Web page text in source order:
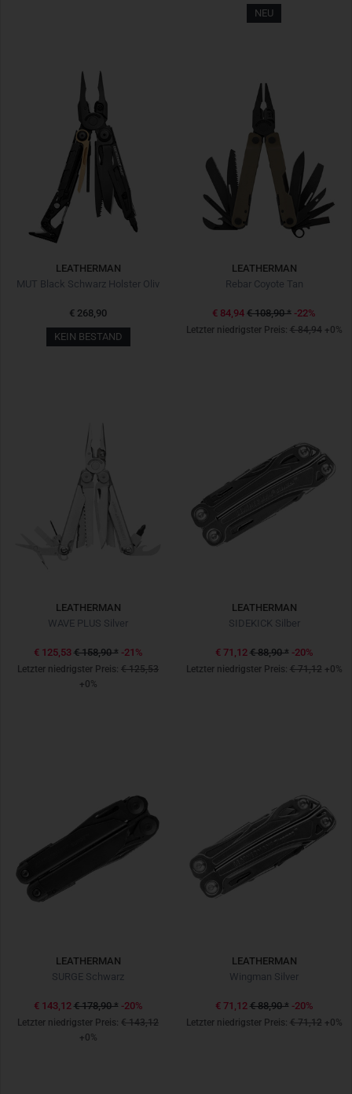
NEU
LEATHERMAN
MUT Black Schwarz Holster Oliv
€ 268,90
KEIN BESTAND
LEATHERMAN
Rebar Coyote Tan
€ 84,94 € 108,90* -22%
Letzter niedrigster Preis: € 84,94 +0%
LEATHERMAN
WAVE PLUS Silver
€ 125,53 € 158,90* -21%
Letzter niedrigster Preis: € 125,53
+0%
LEATHERMAN
SIDEKICK Silber
€ 71,12 € 88,90* -20%
Letzter niedrigster Preis: € 71,12 +0%
LEATHERMAN
SURGE Schwarz
€ 143,12 € 178,90* -20%
Letzter niedrigster Preis: € 143,12
+0%
LEATHERMAN
Wingman Silver
€ 71,12 € 88,90* -20%
Letzter niedrigster Preis: € 71,12 +0%